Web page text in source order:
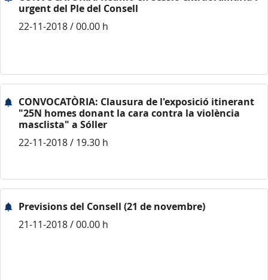
urgent del Ple del Consell
22-11-2018 / 00.00 h
CONVOCATÒRIA: Clausura de l'exposició itinerant
"25N homes donant la cara contra la violència
masclista" a Sóller
22-11-2018 / 19.30 h
Previsions del Consell (21 de novembre)
21-11-2018 / 00.00 h